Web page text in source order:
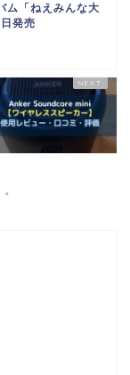
ム「ねえみんな大
発売